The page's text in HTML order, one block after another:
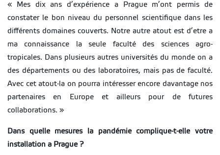
« Mes dix ans d’expérience a Prague m’ont permis de
constater le bon niveau du personnel scientifique dans les
différents domaines couverts. Notre autre atout est d’etre a
ma connaissance la seule faculté des sciences agro-
tropicales. Dans plusieurs autres universités du monde on a
des départements ou des laboratoires, mais pas de faculté.
Avec cet atout-la on pourra intéresser encore davantage nos
partenaires en Europe et ailleurs pour de futures
collaborations. »
Dans quelle mesures la pandémie complique-t-elle votre
installation a Prague ?